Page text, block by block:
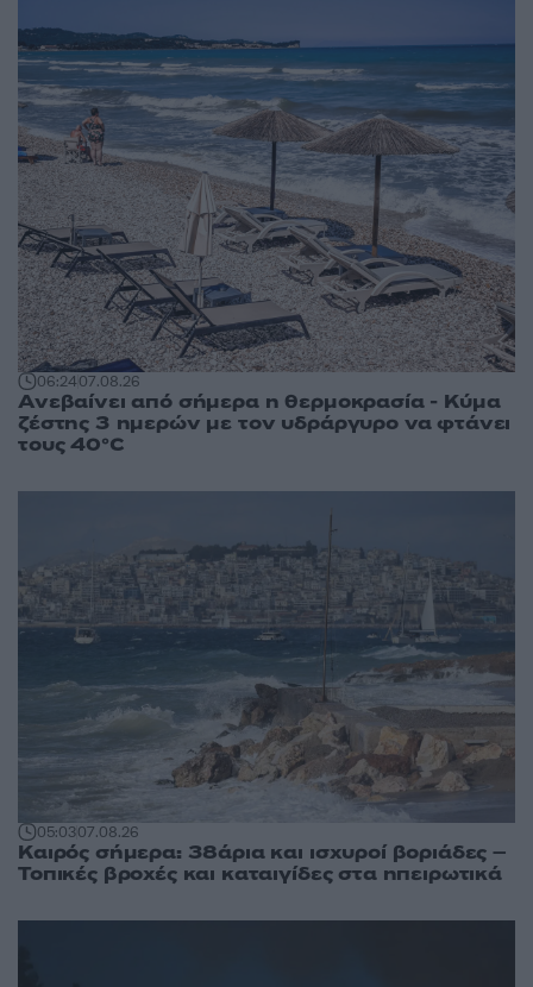
06:2407.08.26
Ανεβαίνει από σήμερα η θερμοκρασία - Κύμα
ζέστης 3 ημερών με τον υδράργυρο να φτάνει
τους 40°C
05:0307.08.26
Καιρός σήμερα: 38άρια και ισχυροί βοριάδες –
Τοπικές βροχές και καταιγίδες στα ηπειρωτικά